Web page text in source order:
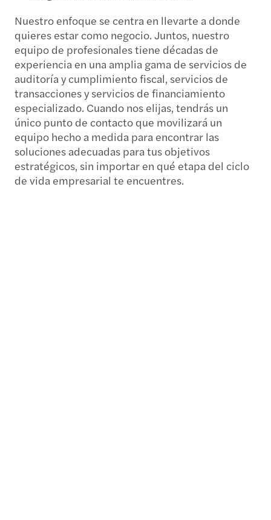
Nuestro enfoque se centra en llevarte a donde
quieres estar como negocio. Juntos, nuestro
equipo de profesionales tiene décadas de
experiencia en una amplia gama de servicios de
auditoría y cumplimiento fiscal, servicios de
transacciones y servicios de financiamiento
especializado. Cuando nos elijas, tendrás un
único punto de contacto que movilizará un
equipo hecho a medida para encontrar las
soluciones adecuadas para tus objetivos
estratégicos, sin importar en qué etapa del ciclo
de vida empresarial te encuentres.